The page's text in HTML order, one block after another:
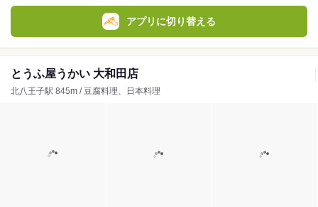
アプリに切り替える
とうふ屋うかい 大和田店
北八王子駅 845m / 豆腐料理、日本料理